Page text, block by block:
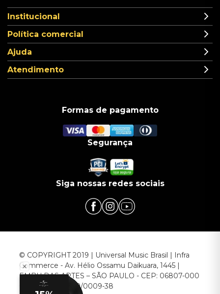
Institucional
Política comercial
Ajuda
Atendimento
Formas de pagamento
Segurança
Siga nossas redes sociais
© COPYRIGHT 2019 | Universal Music Brasil | Infra
Commerce - Av. Hélio Ossamu Daikuara, 1445 |
EMBU DAS ARTES – SÃO PAULO - CEP: 06807-000
CNPJ: 00.952.789/0009-38